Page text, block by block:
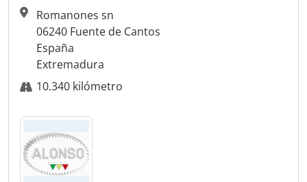
Romanones sn
06240 Fuente de Cantos
España
Extremadura
10.340 kilómetro